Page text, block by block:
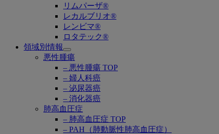
リムパーザ®
レカルブリオ®
レンビマ®
ロタテック®
領域別情報
Open
submenu
悪性腫瘍
– 悪性腫瘍 TOP
– 婦人科癌
– 泌尿器癌
– 消化器癌
肺高血圧症
– 肺高血圧症 TOP
– PAH（肺動脈性肺高血圧症）